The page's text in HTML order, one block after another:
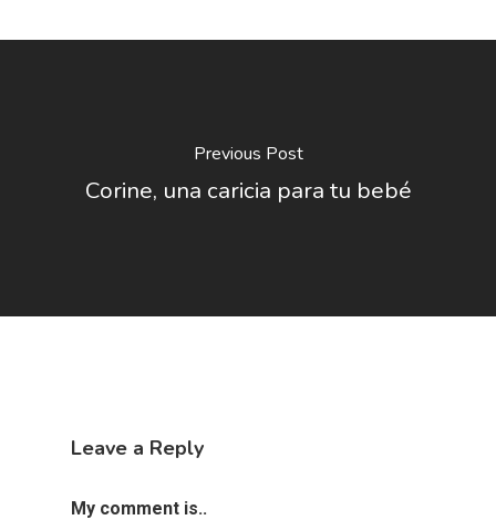
Previous Post
Corine, una caricia para tu bebé
Leave a Reply
My comment is..